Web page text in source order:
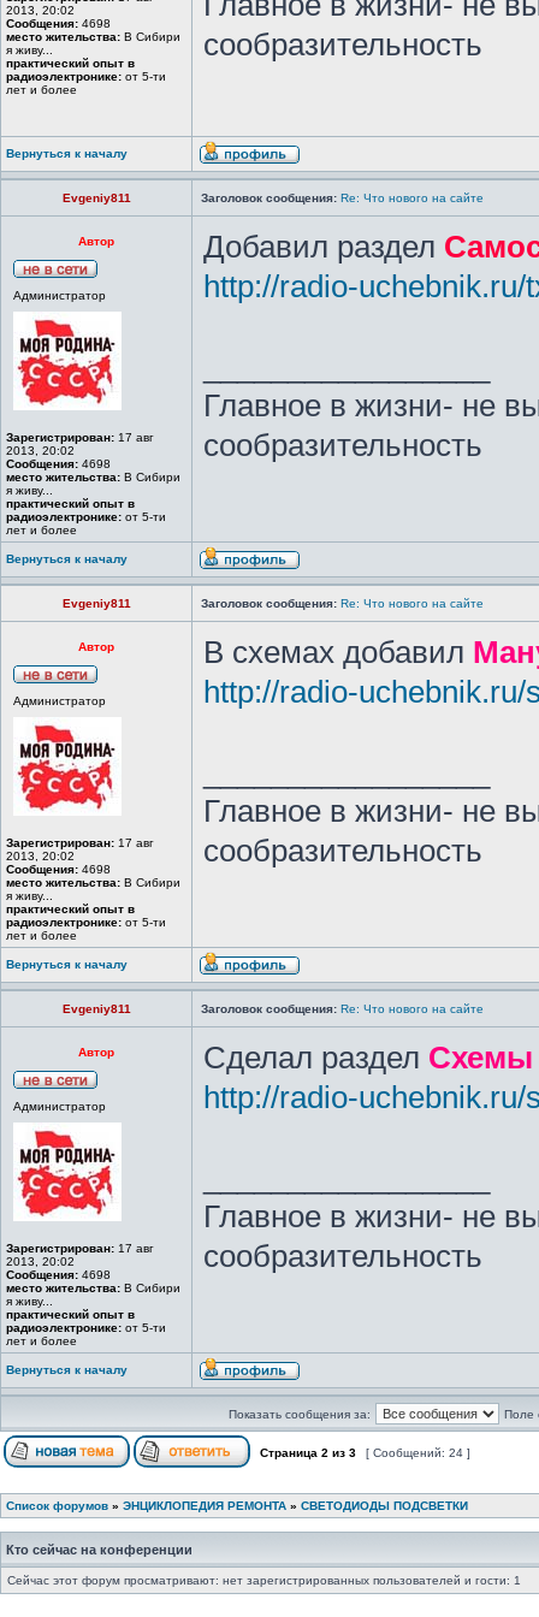
2013, 20:02
Сообщения: 4698
место жительства: В Сибири
я живу...
практический опыт в
радиоэлектронике: от 5-ти
лет и более
сообразительность
Вернуться к началу
Evgeniy811 Заголовок сообщения: Re: Что нового на сайте
Автор
Администратор
Зарегистрирован: 17 авг
2013, 20:02
Сообщения: 4698
место жительства: В Сибири
я живу...
практический опыт в
радиоэлектронике: от 5-ти
лет и более
Добавил раздел
http://radio-
Главное в жизни- не
сообразительность
Вернуться к началу
Evgeniy811 Заголовок сообщения: Re: Что нового на сайте
Автор
Администратор
Зарегистрирован: 17 авг
2013, 20:02
Сообщения: 4698
место жительства: В Сибири
я живу...
практический опыт в
радиоэлектронике: от 5-ти
лет и более
В схемах добавил
http://radio-
Главное в жизни- не
сообразительность
Вернуться к началу
Evgeniy811 Заголовок сообщения: Re: Что нового на сайте
Автор
Администратор
Зарегистрирован: 17 авг
2013, 20:02
Сообщения: 4698
место жительства: В Сибири
я живу...
практический опыт в
радиоэлектронике: от 5-ти
лет и более
Сделал раздел Схемы
http://radio-uchebnik.ru/
Главное в жизни- не
сообразительность
Вернуться к началу
Показать сообщения за: Поле
Страница 2 из 3 [ Сообщений: 24 ]
Список форумов » ЭНЦИКЛОПЕДИЯ РЕМОНТА » СВЕТОДИОДЫ ПОДСВЕТКИ
Кто сейчас на конференции
Сейчас этот форум просматривают: нет зарегистрированных пользователей и гости: 1